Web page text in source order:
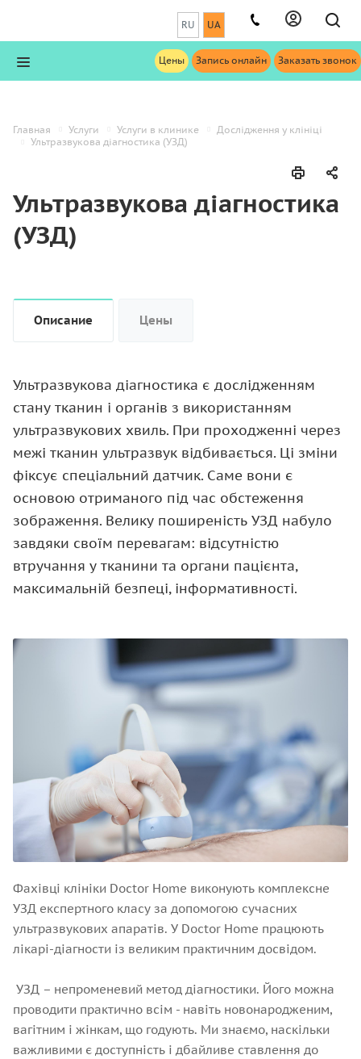
RU UA
Цены Запись онлайн Заказать звонок
Главная Услуги Услуги в клинике
Дослідження у клініці
Ультразвукова діагностика (УЗД)
Ультразвукова діагностика
(УЗД)
Описание Цены
Ультразвукова діагностика є дослідженням
стану тканин і органів з використанням
ультразвукових хвиль. При проходженні через
межі тканин ультразвук відбивається. Ці зміни
фіксує спеціальний датчик. Саме вони є
основою отриманого під час обстеження
зображення. Велику поширеність УЗД набуло
завдяки своїм перевагам: відсутністю
втручання у тканини та органи пацієнта,
максимальній безпеці, інформативності.
Фахівці клініки Doctor Home виконують комплексне
УЗД експертного класу за допомогою сучасних
ультразвукових апаратів. У Doctor Home працюють
лікарі-діагности із великим практичним досвідом.
УЗД – непроменевий метод діагностики. Його можна
проводити практично всім - навіть новонародженим,
вагітним і жінкам, що годують. Ми знаємо, наскільки
важливими є доступність і дбайливе ставлення до